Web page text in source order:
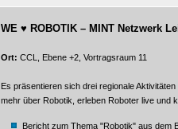
WE ♥ ROBOTIK – MINT Netzwerk
Ort: CCL, Ebene +2, Vortragsraum 11
Es präsentieren sich drei regionale
mehr über Robotik, erleben Roboter live und
Bericht zum Thema "Robotik" aus dem